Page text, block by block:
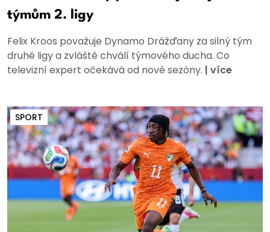
týmům 2. ligy
Felix Kroos považuje Dynamo Drážďany za silný tým
druhé ligy a zvláště chválí týmového ducha. Co
televizní expert očekává od nové sezóny. | více
SPORT